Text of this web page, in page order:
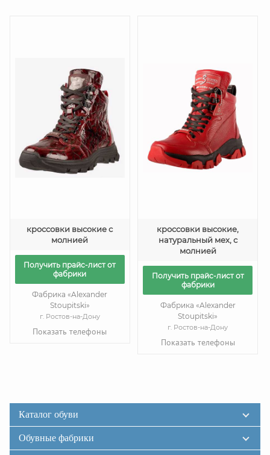
кроссовки высокие с
молнией
Получить прайс-лист от
фабрики
Фабрика «Alexander
Stoupitski»
г. Ростов-на-Дону
Показать телефоны
кроссовки высокие,
натуральный мех, с
молнией
Получить прайс-лист от
фабрики
Фабрика «Alexander
Stoupitski»
г. Ростов-на-Дону
Показать телефоны
Каталог обуви
Обувные фабрики